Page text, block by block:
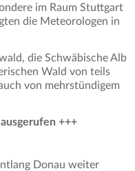
im Raum Stuttgart
die Meteorologen in
die Schwäbische Alb
Wald von teils
von mehrstündigem
+++
Donau weiter